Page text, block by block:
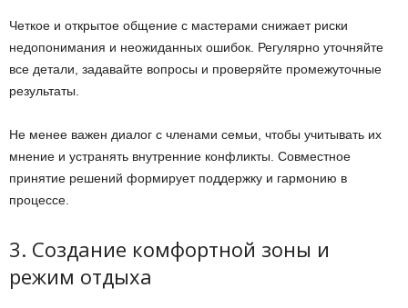
Четкое и открытое общение с мастерами снижает риски
недопонимания и неожиданных ошибок. Регулярно уточняйте
все детали, задавайте вопросы и проверяйте промежуточные
результаты.
Не менее важен диалог с членами семьи, чтобы учитывать их
мнение и устранять внутренние конфликты. Совместное
принятие решений формирует поддержку и гармонию в
процессе.
3. Создание комфортной зоны и
режим отдыха